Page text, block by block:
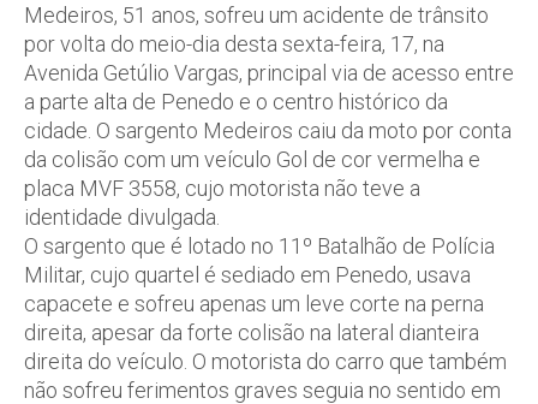
Medeiros, 51 anos, sofreu um acidente de trânsito
por volta do meio-dia desta sexta-feira, 17, na
Avenida Getúlio Vargas, principal via de acesso entre
a parte alta de Penedo e o centro histórico da
cidade. O sargento Medeiros caiu da moto por conta
da colisão com um veículo Gol de cor vermelha e
placa MVF 3558, cujo motorista não teve a
identidade divulgada.
O sargento que é lotado no 11º Batalhão de Polícia
Militar, cujo quartel é sediado em Penedo, usava
capacete e sofreu apenas um leve corte na perna
direita, apesar da forte colisão na lateral dianteira
direita do veículo. O motorista do carro que também
não sofreu ferimentos graves seguia no sentido em